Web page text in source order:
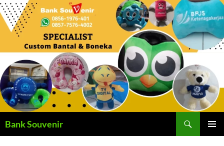
Langsung
ke
Bank Souvenir